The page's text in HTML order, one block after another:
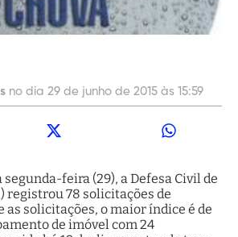
no dia 29 de junho de 2015 às 15:59
segunda-feira (29), a Defesa Civil de
registrou 78 solicitações de
as solicitações, o maior índice é de
de imóvel com 24